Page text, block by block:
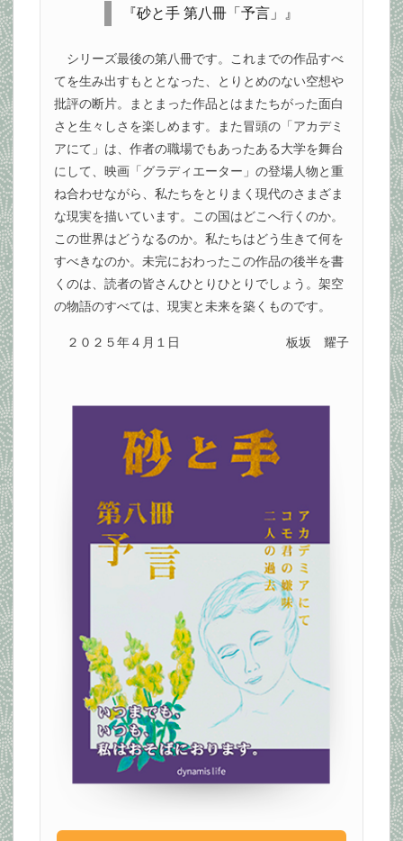
『砂と手 第八冊「予言」』
シリーズ最後の第八冊です。これまでの作品すべ
てを生み出すもととなった、とりとめのない空想や
批評の断片。まとまった作品とはまたちがった面白
さと生々しさを楽しめます。また冒頭の「アカデミ
アにて」は、作者の職場でもあったある大学を舞台
にして、映画「グラディエーター」の登場人物と重
ね合わせながら、私たちをとりまく現代のさまざま
な現実を描いています。この国はどこへ行くのか。
この世界はどうなるのか。私たちはどう生きて何を
すべきなのか。未完におわったこの作品の後半を書
くのは、読者の皆さんひとりひとりでしょう。架空
の物語のすべては、現実と未来を築くものです。
２０２５年４月１日 板坂 耀子